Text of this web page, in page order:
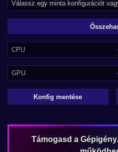
CPU
GPU
Konfig mentése
Támogasd a